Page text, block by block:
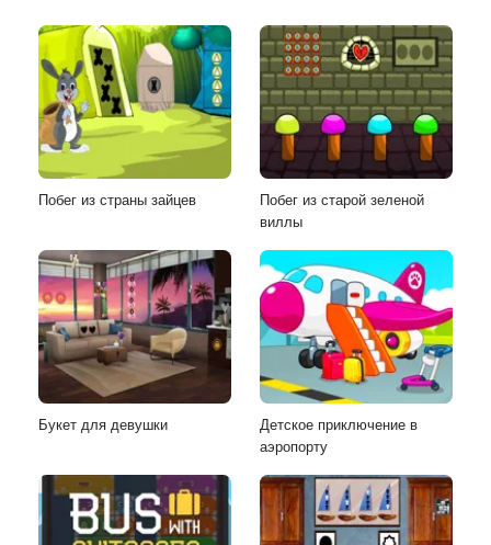
Побег из страны зайцев
Побег из старой зеленой
виллы
Букет для девушки
Детское приключение в
аэропорту